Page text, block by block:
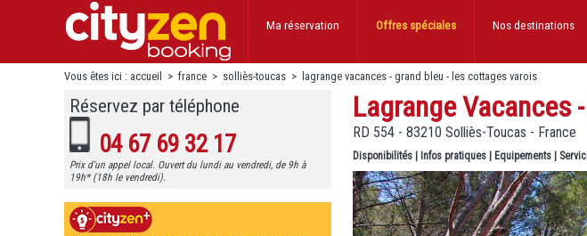
Nos destinations
Offres spéciales
Ma réservation
Vous êtes ici : accueil > france > solliès-toucas > lagrange vacances - grand bleu - les cottages varois
Réservez par téléphone
04 67 69 32 17
Prix d'un appel local. Ouvert du lundi au vendredi, de 9h à
19h* (18h le vendredi).
Lagrange Vacances
RD 554 - 83210 Solliès-Toucas - France
Disponibilités Infos pratiques Equipements